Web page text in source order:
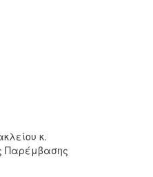
κ.
Παρέμβασης